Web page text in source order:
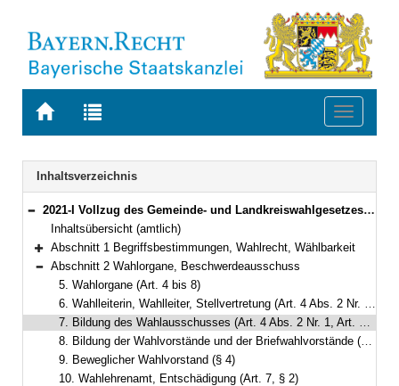
Zur
BAYERN.RECHT
Zur
letzten
Suche
Toggle
Navigation
Inhaltsverzeichnis
Bereich reduzieren
2021-I Vollzug des Gemeinde- und Landkreiswahlgesetzes und der Gemeinde- und Landkreiswahlordnung (Gemeinde- und Landkreiswahlbekanntmachung – GLKrWBek) Bekanntmachung des Bayerischen Staatsministeriums des Innern, für Sport und Integration vom 24. Oktober 2024, Az. B1-1367-3-37 (BayMBl. Nr. 534 )
Inhaltsübersicht (amtlich)
Bereich erweitern
Abschnitt 1 Begriffsbestimmungen, Wahlrecht, Wählbarkeit
Bereich reduzieren
Abschnitt 2 Wahlorgane, Beschwerdeausschuss
5. Wahlorgane (Art. 4 bis 8)
6. Wahlleiterin, Wahlleiter, Stellvertretung (Art. 4 Abs. 2 Nr. 1, Art. 5 Abs. 1)
7. Bildung des Wahlausschusses (Art. 4 Abs. 2 Nr. 1, Art. 5 Abs. 2)
8. Bildung der Wahlvorstände und der Briefwahlvorstände (Art. 4 Abs. 2 Nr. 2 und 3, Art. 6, § 3)
9. Beweglicher Wahlvorstand (§ 4)
10. Wahlehrenamt, Entschädigung (Art. 7, § 2)